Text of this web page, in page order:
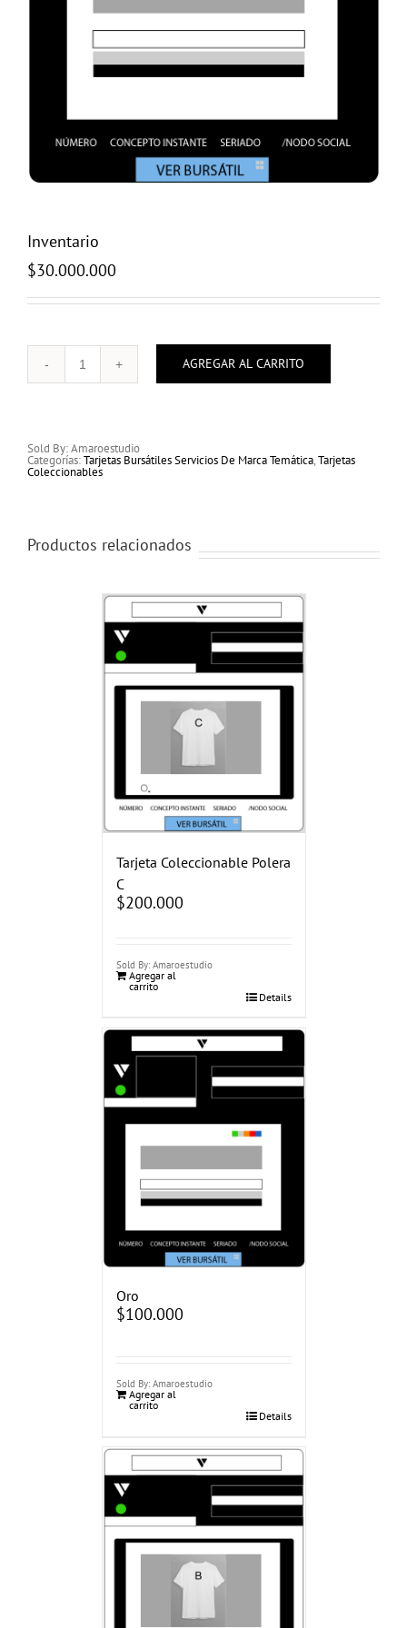
Inventario
$30.000.000
Inventario
cantidad
AGREGAR AL CARRITO
Sold By: Amaroestudio
Categorías:Tarjetas Bursátiles Servicios De Marca Temática,Tarjetas
Coleccionables
Productos relacionados
Tarjeta Coleccionable Polera
C
$200.000
Sold By: Amaroestudio
Agregar al
carrito
Details
Oro
$100.000
Sold By: Amaroestudio
Agregar al
carrito
Details